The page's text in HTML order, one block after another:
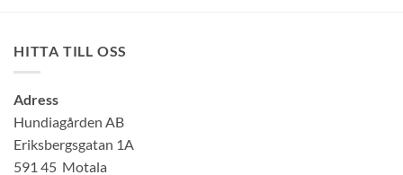
HITTA TILL OSS
Adress
Hundiagården AB
Eriksbergsgatan 1A
591 45 Motala